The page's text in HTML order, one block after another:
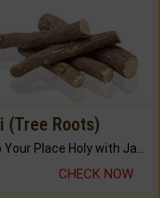
(Tree Roots)
CHECK NOW